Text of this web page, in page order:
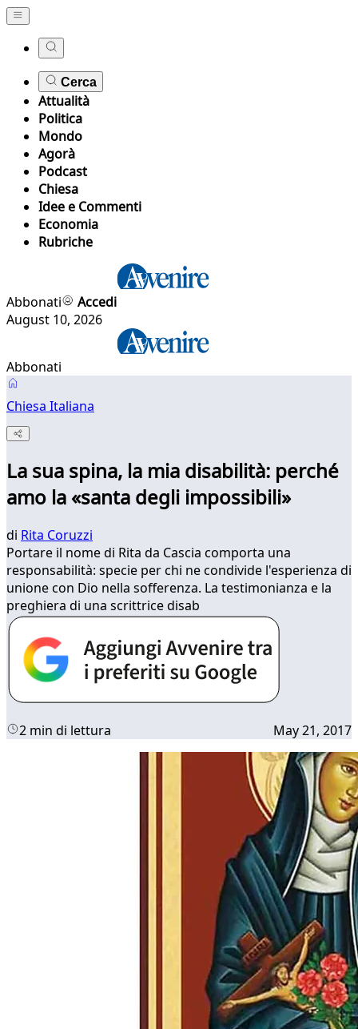
Cerca
Attualità
Politica
Mondo
Agorà
Podcast
Chiesa
Idee e Commenti
Economia
Rubriche
Abbonati
Accedi
August 10, 2026
Abbonati
Chiesa Italiana
La sua spina, la mia disabilità: perché
amo la «santa degli impossibili»
di Rita Coruzzi
Portare il nome di Rita da Cascia comporta una
responsabilità: specie per chi ne condivide l'esperienza di
unione con Dio nella sofferenza. La testimonianza e la
preghiera di una scrittrice disab
2 min di lettura May 21, 2017